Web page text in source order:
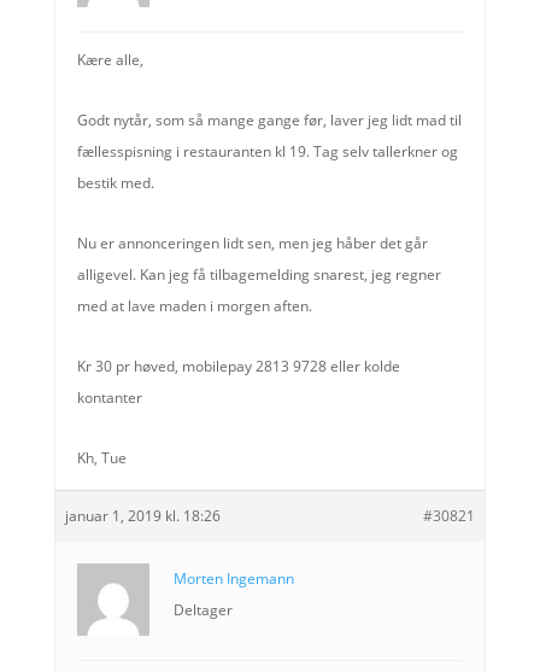
Kære alle,
Godt nytår, som så mange gange før, laver jeg lidt mad til
fællesspisning i restauranten kl 19. Tag selv tallerkner og
bestik med.
Nu er annonceringen lidt sen, men jeg håber det går
alligevel. Kan jeg få tilbagemelding snarest, jeg regner
med at lave maden i morgen aften.
Kr 30 pr høved, mobilepay 2813 9728 eller kolde
kontanter
Kh, Tue
januar 1, 2019 kl. 18:26 #30821
Morten Ingemann
Deltager